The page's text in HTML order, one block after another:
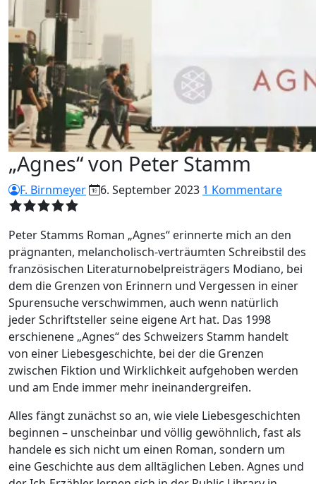
„Agnes“ von Peter Stamm
F. Birnmeyer 6. September 2023 1 Kommentare
Peter Stamms Roman „Agnes“ erinnerte mich an den
prägnanten, melancholisch-verträumten Schreibstil des
französischen Literaturnobelpreisträgers Modiano, bei
dem die Grenzen von Erinnern und Vergessen in einer
Spurensuche verschwimmen, auch wenn natürlich
jeder Schriftsteller seine eigene Art hat. Das 1998
erschienene „Agnes“ des Schweizers Stamm handelt
von einer Liebesgeschichte, bei der die Grenzen
zwischen Fiktion und Wirklichkeit aufgehoben werden
und am Ende immer mehr ineinandergreifen.
Alles fängt zunächst so an, wie viele Liebesgeschichten
beginnen – unscheinbar und völlig gewöhnlich, fast als
handele es sich nicht um einen Roman, sondern um
eine Geschichte aus dem alltäglichen Leben. Agnes und